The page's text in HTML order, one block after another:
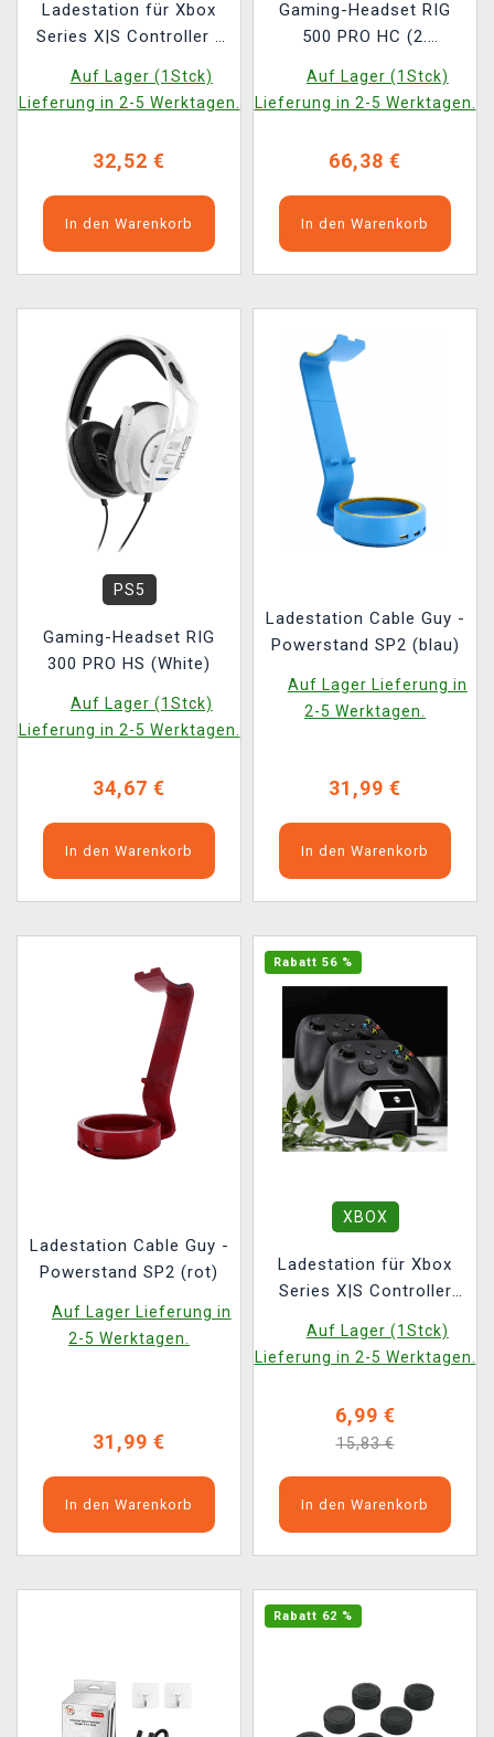
Ladestation für Xbox
Series X|S Controller -
Auf Lager (1Stck)
Lieferung in 2-5 Werktagen.
32,52 €
In den Warenkorb
Gaming-Headset RIG
500 PRO HC (2.
Auf Lager (1Stck)
Lieferung in 2-5 Werktagen.
66,38 €
In den Warenkorb
PS5
Gaming-Headset RIG
300 PRO HS (White)
Auf Lager (1Stck)
Lieferung in 2-5 Werktagen.
34,67 €
In den Warenkorb
Ladestation Cable Guy -
Powerstand SP2 (blau)
Auf Lager Lieferung in
2-5 Werktagen.
31,99 €
In den Warenkorb
Ladestation Cable Guy -
Powerstand SP2 (rot)
Auf Lager Lieferung in
2-5 Werktagen.
31,99 €
In den Warenkorb
Rabatt 56 %
XBOX
Ladestation für Xbox
Series X|S Controller
Auf Lager (1Stck)
Lieferung in 2-5 Werktagen.
6,99 €
15,83 €
In den Warenkorb
Rabatt 62 %